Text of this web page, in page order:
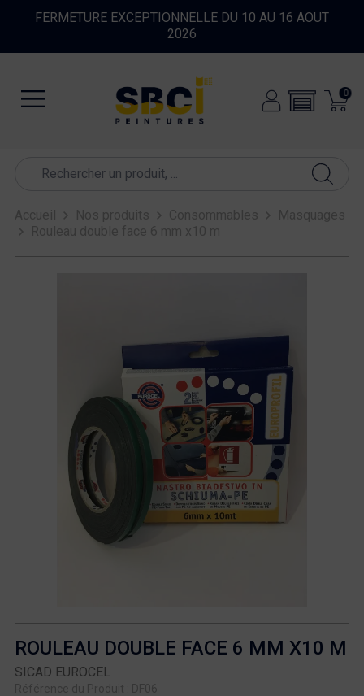
FERMETURE EXCEPTIONNELLE DU 10 AU 16 AOUT
2026
0
Accueil Nos produits Consommables
Masquages
Rouleau double face 6 mm x10 m
ROULEAU DOUBLE FACE 6 MM X10 M
SICAD EUROCEL
Référence du Produit : DF06